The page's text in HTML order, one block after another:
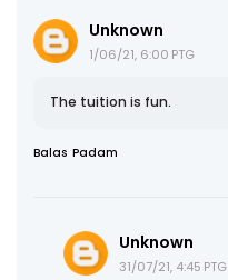
Unknown
1/06/21, 6:00 PTG
The tuition is fun.
Balas Padam
Unknown
31/07/21, 4:45 PTG